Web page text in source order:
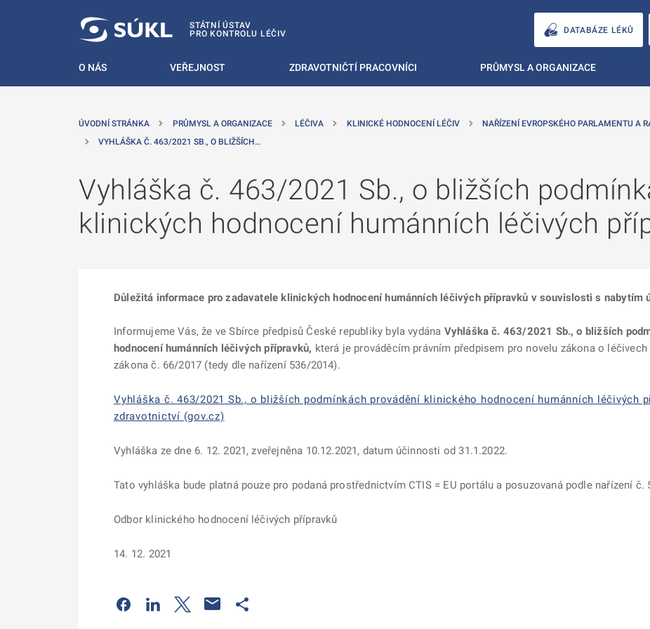
STÁTNÍ ÚSTAV
PRO KONTROLU LÉČIV
DATABÁZE LÉKŮ
O NÁS VEŘEJNOST ZDRAVOTNIČTÍ PRACOVNÍCI PRŮMYSL A ORGANIZACE
ÚVODNÍ STRÁNKA PRŮMYSL A ORGANIZACE LÉČIVA KLINICKÉ HODNOCENÍ LÉČIV
NAŘÍZENÍ EVROPSKÉHO PARLAMENTU A
VYHLÁŠKA Č. 463/2021 SB., O BLIŽŠÍCH…
Vyhláška č. 463/2021 Sb., o bližších
klinických hodnocení humánních léčivých
Důležitá informace pro zadavatele klinických hodnocení humánních léčivých přípravků v souvislosti s
Informujeme Vás, že ve Sbírce předpisů České republiky byla vydána Vyhláška č. 463/2021 Sb., o bližších
hodnocení humánních léčivých přípravků, která je prováděcím právním předpisem pro novelu zákona o léčivech
zákona č. 66/2017 (tedy dle nařízení 536/2014).
Vyhláška č. 463/2021 Sb., o bližších podmínkách provádění klinického hodnocení humánních léčivých
zdravotnictví (gov.cz)
Vyhláška ze dne 6. 12. 2021, zveřejněna 10.12.2021, datum účinnosti od 31.1.2022.
Tato vyhláška bude platná pouze pro podaná prostřednictvím CTIS = EU portálu a posuzovaná podle nařízení č.
Odbor klinického hodnocení léčivých přípravků
14. 12. 2021
Odkaz se otevře na nové kartě
Odkaz se otevře na nové kartě
Odkaz se otevře na nové kartě